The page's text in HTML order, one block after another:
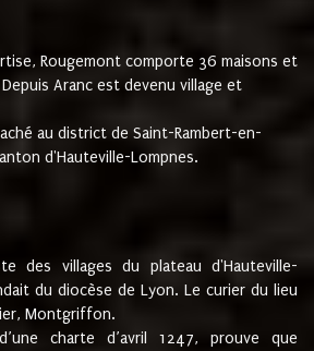
Rougemont comporte 36 maisons et
Aranc est devenu village et
au district de Saint-Rambert-en-
d'Hauteville-Lompnes.
des villages du plateau d'Hauteville-
du diocèse de Lyon. Le curier du lieu
Montgriffon.
charte d’avril 1247, prouve que